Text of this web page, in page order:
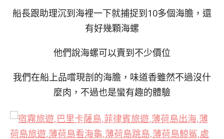
船長跟助理沉到海裡一下就捕捉到10多個海膽，還
有好幾顆海螺
他們說海螺可以賣到不少價位
我們在船上品嚐現剖的海膽，味道香雖然不過沒什
麼肉，不過也是蠻有趣的體驗